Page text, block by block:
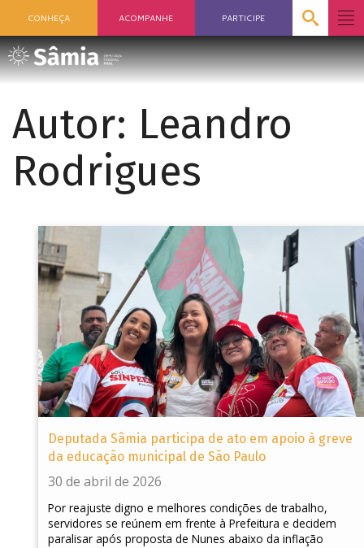
CONHEÇA ACOMPANHE PARTICIPE
Autor: Leandro
Rodrigues
Deputada Sâmia participa de ato em apoio à greve
da educação municipal de São Paulo
30 de abril de 2026
Por reajuste digno e melhores condições de trabalho,
servidores se reúnem em frente à Prefeitura e decidem
paralisar após proposta de Nunes abaixo da inflação